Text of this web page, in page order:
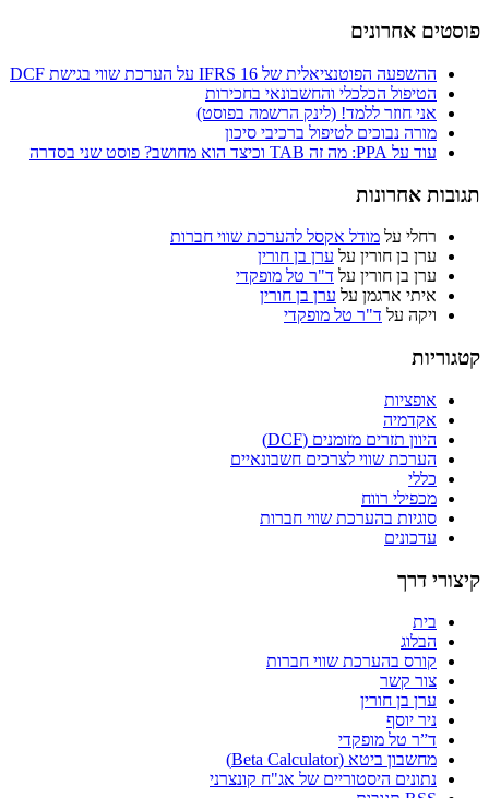
פוסטים אחרונים
ההשפעה הפוטנציאלית של IFRS 16 על הערכת שווי בגישת DCF
הטיפול הכלכלי והחשבונאי בחכירות
אני חוזר ללמד! (לינק הרשמה בפוסט)
מורה נבוכים לטיפול ברכיבי סיכון
עוד על PPA: מה זה TAB וכיצד הוא מחושב? פוסט שני בסדרה
תגובות אחרונות
רחלי על מודל אקסל להערכת שווי חברות
ערן בן חורין על ערן בן חורין
ערן בן חורין על ד"ר טל מופקדי
איתי ארגמן על ערן בן חורין
ויקה על ד"ר טל מופקדי
קטגוריות
אופציות
אקדמיה
היוון תזרים מזומנים (DCF)
הערכת שווי לצרכים חשבונאיים
כללי
מכפילי רווח
סוגיות בהערכת שווי חברות
עדכונים
קיצורי דרך
בית
הבלוג
קורס בהערכת שווי חברות
צור קשר
ערן בן חורין
ניר יוסף
ד”ר טל מופקדי
מחשבון ביטא (Beta Calculator)
נתונים היסטוריים של אג"ח קונצרני